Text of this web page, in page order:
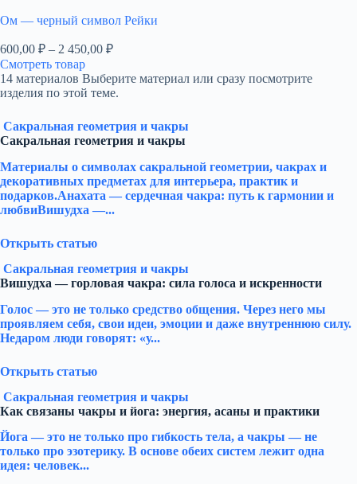
–
450,00 ₽
Ом — черный символ Рейки
600,00 ₽ – 2 450,00 ₽Диапазон
600,00 ₽
–
450,00 ₽
Смотреть товар
14 материалов Выберите материал или сразу посмотрите
изделия по этой теме.
Сакральная геометрия и чакры
Сакральная геометрия и чакры
Материалы о символах сакральной геометрии, чакрах и
декоративных предметах для интерьера, практик и
подарков.Анахата — сердечная чакра: путь к гармонии и
любвиВишудха —...
Открыть статью
Сакральная геометрия и чакры
Вишудха — горловая чакра: сила голоса и искренности
Голос — это не только средство общения. Через него мы
проявляем себя, свои идеи, эмоции и даже внутреннюю силу.
Недаром люди говорят: «у...
Открыть статью
Сакральная геометрия и чакры
Как связаны чакры и йога: энергия, асаны и практики
Йога — это не только про гибкость тела, а чакры — не
только про эзотерику. В основе обеих систем лежит одна
идея: человек...